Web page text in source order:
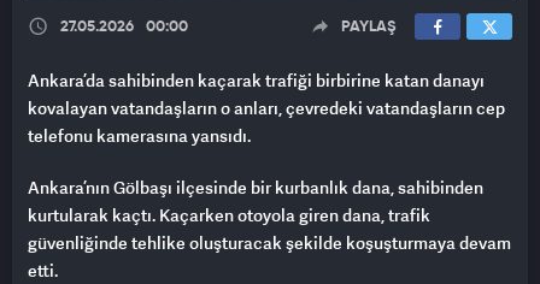
27.05.2026 00:00 PAYLAŞ
Ankara’da sahibinden kaçarak trafiği birbirine katan danayı
kovalayan vatandaşların o anları, çevredeki vatandaşların cep
telefonu kamerasına yansıdı.
Ankara’nın Gölbaşı ilçesinde bir kurbanlık dana, sahibinden
kurtularak kaçtı. Kaçarken otoyola giren dana, trafik
güvenliğinde tehlike oluşturacak şekilde koşuşturmaya devam
etti.